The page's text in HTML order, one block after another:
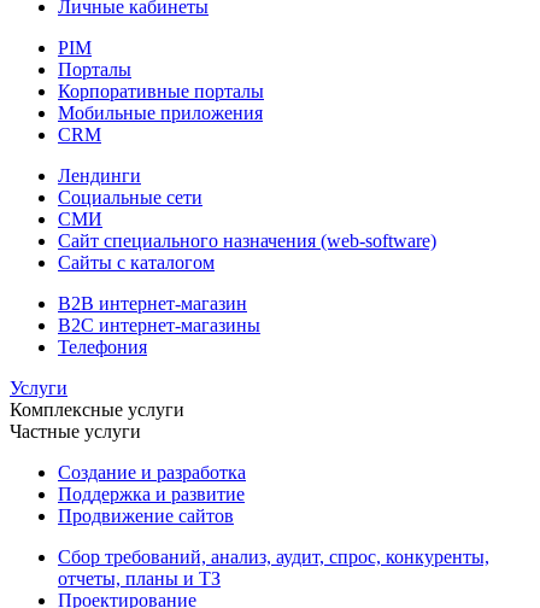
Личные кабинеты
PIM
Порталы
Корпоративные порталы
Мобильные приложения
CRM
Лендинги
Социальные сети
СМИ
Сайт специального назначения (web-software)
Сайты с каталогом
B2B интернет-магазин
B2C интернет-магазины
Телефония
Услуги
Комплексные услуги
Частные услуги
Создание и разработка
Поддержка и развитие
Продвижение сайтов
Сбор требований, анализ, аудит, спрос, конкуренты,
отчеты, планы и ТЗ
Проектирование